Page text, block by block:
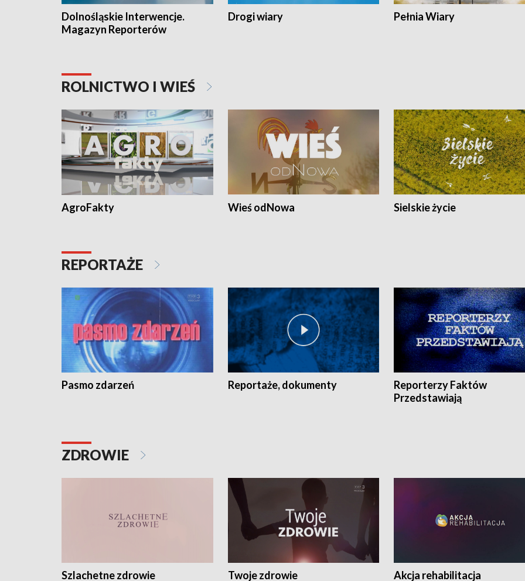
Dolnośląskie Interwencje.
Magazyn Reporterów
Drogi wiary Pełnia Wiary
ROLNICTWO I WIEŚ
AgroFakty Wieś odNowa Sielskie życie
REPORTAŻE
Pasmo zdarzeń Reportaże, dokumenty
Reporterzy Faktów
Przedstawiają
ZDROWIE
Szlachetne zdrowie Twoje zdrowie Akcja rehabilitacja